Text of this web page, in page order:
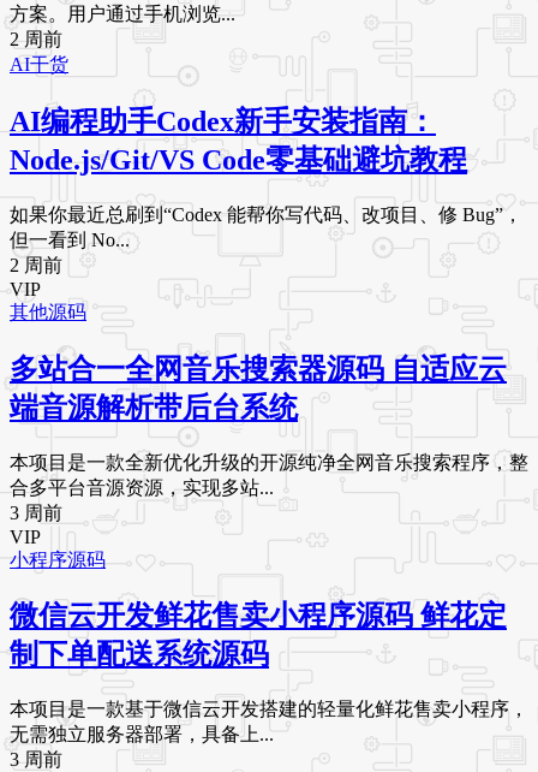
方案。用户通过手机浏览...
2 周前
AI干货
AI编程助手Codex新手安装指南：
Node.js/Git/VS Code零基础避坑教程
如果你最近总刷到“Codex 能帮你写代码、改项目、修 Bug”，
但一看到 No...
2 周前
VIP
其他源码
多站合一全网音乐搜索器源码 自适应云
端音源解析带后台系统
本项目是一款全新优化升级的开源纯净全网音乐搜索程序，整
合多平台音源资源，实现多站...
3 周前
VIP
小程序源码
微信云开发鲜花售卖小程序源码 鲜花定
制下单配送系统源码
本项目是一款基于微信云开发搭建的轻量化鲜花售卖小程序，
无需独立服务器部署，具备上...
3 周前